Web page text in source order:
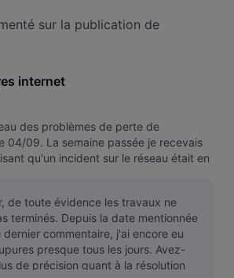
sur la publication de
internet
des problèmes de perte de
04/09. La semaine passée je recevais
qu'un incident sur le réseau était en
de toute évidence les travaux ne
terminés. Depuis la date mentionnée
dernier commentaire, j'ai encore eu
presque tous les jours. Avez-
de précision quant à la résolution